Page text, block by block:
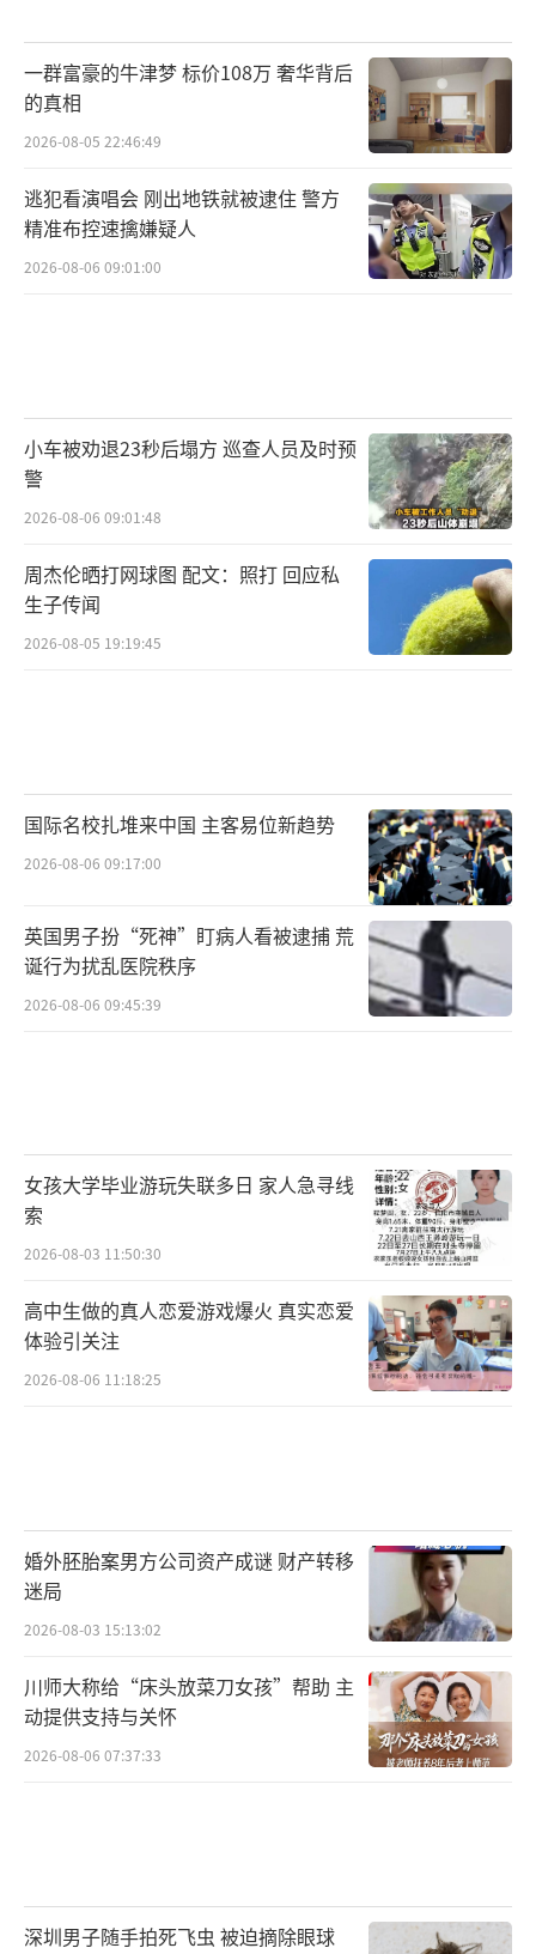
一群富豪的牛津梦 标价108万 奢华背后
的真相
2026-08-05 22:46:49
逃犯看演唱会 刚出地铁就被逮住 警方
精准布控速擒嫌疑人
2026-08-06 09:01:00
小车被劝退23秒后塌方 巡查人员及时预
警
2026-08-06 09:01:48
周杰伦晒打网球图 配文：照打 回应私
生子传闻
2026-08-05 19:19:45
国际名校扎堆来中国 主客易位新趋势
2026-08-06 09:17:00
英国男子扮“死神”盯病人看被逮捕 荒
诞行为扰乱医院秩序
2026-08-06 09:45:39
女孩大学毕业游玩失联多日 家人急寻线
索
2026-08-03 11:50:30
高中生做的真人恋爱游戏爆火 真实恋爱
体验引关注
2026-08-06 11:18:25
婚外胚胎案男方公司资产成谜 财产转移
迷局
2026-08-03 15:13:02
川师大称给“床头放菜刀女孩”帮助 主
动提供支持与关怀
2026-08-06 07:37:33
深圳男子随手拍死飞虫 被迫摘除眼球